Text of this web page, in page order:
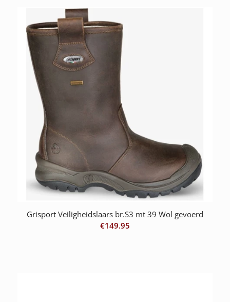
Grisport Veiligheidslaars br.S3 mt 39 Wol gevoerd
€149.95